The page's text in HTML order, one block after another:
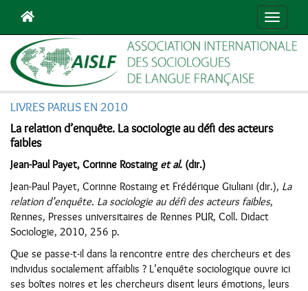
LIVRES PARUS EN 2010
La relation d’enquête. La sociologie au défi des acteurs
faibles
Jean-Paul Payet, Corinne Rostaing et al. (dir.)
Jean-Paul Payet, Corinne Rostaing et Frédérique Giuliani (dir.), La
relation d’enquête. La sociologie au défi des acteurs faibles,
Rennes, Presses universitaires de Rennes PUR, Coll. Didact
Sociologie, 2010, 256 p.
Que se passe-t-il dans la rencontre entre des chercheurs et des
individus socialement affaiblis ? L’enquête sociologique ouvre ici
ses boîtes noires et les chercheurs disent leurs émotions, leurs